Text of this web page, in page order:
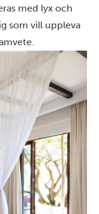
med lyx och
som vill uppleva